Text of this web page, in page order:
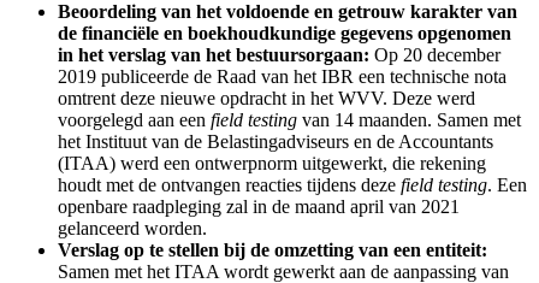
Beoordeling van het voldoende en getrouw karakter van
de financiële en boekhoudkundige gegevens opgenomen
in het verslag van het bestuursorgaan: Op 20 december
2019 publiceerde de Raad van het IBR een technische nota
omtrent deze nieuwe opdracht in het WVV. Deze werd
voorgelegd aan een field testing van 14 maanden. Samen met
het Instituut van de Belastingadviseurs en de Accountants
(ITAA) werd een ontwerpnorm uitgewerkt, die rekening
houdt met de ontvangen reacties tijdens deze field testing. Een
openbare raadpleging zal in de maand april van 2021
gelanceerd worden.
Verslag op te stellen bij de omzetting van een entiteit:
Samen met het ITAA wordt gewerkt aan de aanpassing van